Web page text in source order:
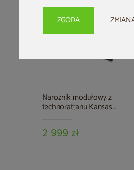
ZGODA
Narożnik modułowy z
technorattanu Kansas
2 999 zł